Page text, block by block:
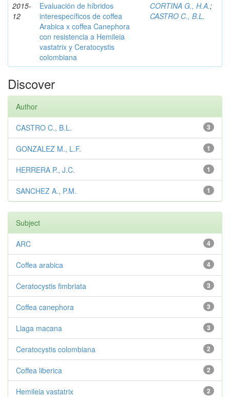
2015-
12
Evaluación de híbridos
interespecíficos de coffea
Arabica x coffea Canephora
con resistencia a Hemileia
vastatrix y Ceratocystis
colombiana
CORTINA G., H.A.;
CASTRO C., B.L.
Discover
Author
3
CASTRO C., B.L.
1
GONZALEZ M., L.F.
1
HERRERA P., J.C.
1
SANCHEZ A., P.M.
Subject
4
ARC
4
Coffea arabica
3
Ceratocystis fimbriata
3
Coffea canephora
3
Llaga macana
2
Ceratocystis colombiana
2
Coffea liberica
2
Hemileia vastatrix